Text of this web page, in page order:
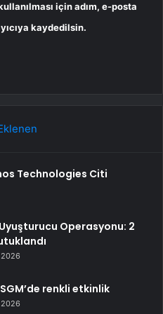
için adım, e-posta
kaydedilsin.
Technologies Citi
Operasyonu: 2
renkli etkinlik